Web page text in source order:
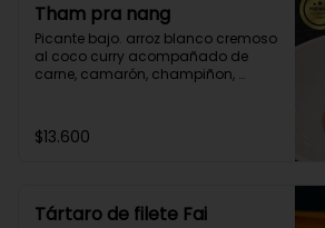
Tham pra nang
Picante bajo. arroz blanco cremoso
al coco curry acompañado de
carne, camarón, champiñon,
$13.600
Tártaro de filete Fai